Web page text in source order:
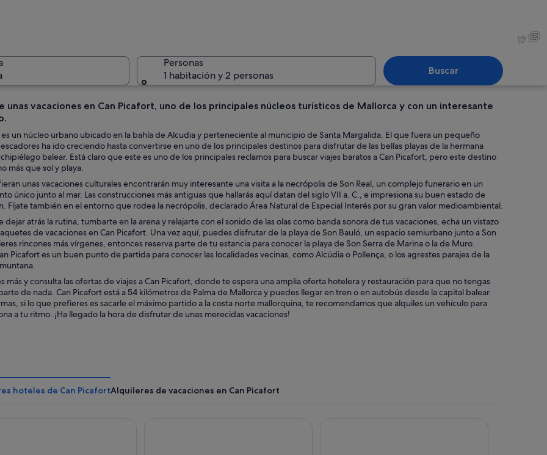
cielo despejado y montañas a lo lejos.
17
Personas
1 habitación y 2 personas
Buscar
unas vacaciones en Can Picafort, uno de los principales núcleos turísticos de Mallorca y con un interesante
un núcleo urbano ubicado en la bahía de Alcudia y perteneciente al municipio de Santa Margalida. El que fuera un pequeño
ha ido creciendo hasta convertirse en uno de los principales destinos para disfrutar de las bellas playas de la hermana
balear. Está claro que este es uno de los principales reclamos para buscar viajes baratos a Can Picafort, pero este destino
más que sol y playa.
unas vacaciones culturales encontrarán muy interesante una visita a la necrópolis de Son Real, un complejo funerario en un
único junto al mar. Las construcciones más antiguas que hallarás aquí datan del siglo VII a. C., e impresiona su buen estado de
Fíjate también en el entorno que rodea la necrópolis, declarado Área Natural de Especial Interés por su gran valor medioambiental.
dejar atrás la rutina, tumbarte en la arena y relajarte con el sonido de las olas como banda sonora de tus vacaciones, echa un vistazo
de vacaciones en Can Picafort. Una vez aquí, puedes disfrutar de la playa de Son Bauló, un espacio semiurbano junto a Son
rincones más vírgenes, entonces reserva parte de tu estancia para conocer la playa de Son Serra de Marina o la de Muro.
Picafort es un buen punto de partida para conocer las localidades vecinas, como Alcúdia o Pollença, o los agrestes parajes de la
más y consulta las ofertas de viajes a Can Picafort, donde te espera una amplia oferta hotelera y restauración para que no tengas
de nada. Can Picafort está a 54 kilómetros de Palma de Mallorca y puedes llegar en tren o en autobús desde la capital balear.
si lo que prefieres es sacarle el máximo partido a la costa norte mallorquina, te recomendamos que alquiles un vehículo para
a tu ritmo. ¡Ha llegado la hora de disfrutar de unas merecidas vacaciones!
hoteles de Can PicafortAlquileres de vacaciones en Can Picafort